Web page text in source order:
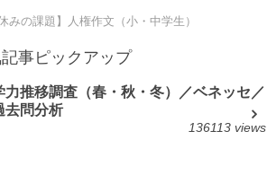
休みの課題】人権作文（小・中学生）
事ピックアップ
力推移調査（春・秋・冬）／ベネッセ／
去問分析
136113 views